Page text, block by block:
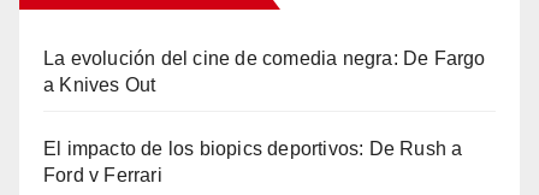
La evolución del cine de comedia negra: De Fargo
a Knives Out
El impacto de los biopics deportivos: De Rush a
Ford v Ferrari